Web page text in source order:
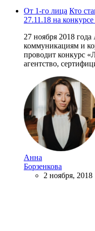
От 1-го лица Кто
27.11.18 на
27 ноября 2018
коммуникациям и
проводит конкурс
агентство,
Анна
Борзенкова
2 ноября, 2018